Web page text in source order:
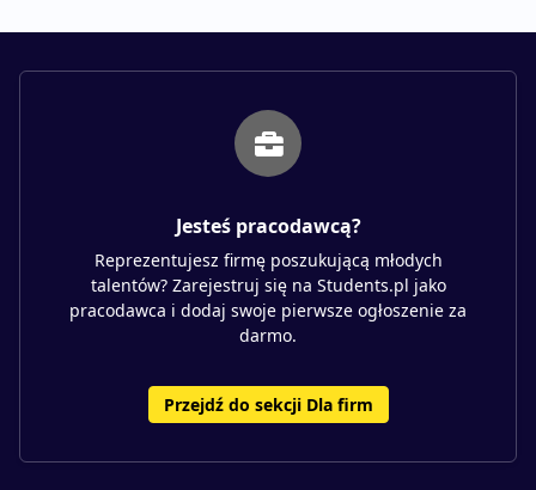
Jesteś pracodawcą?
Reprezentujesz firmę poszukującą młodych
talentów? Zarejestruj się na Students.pl jako
pracodawca i dodaj swoje pierwsze ogłoszenie za
darmo.
Przejdź do sekcji Dla firm